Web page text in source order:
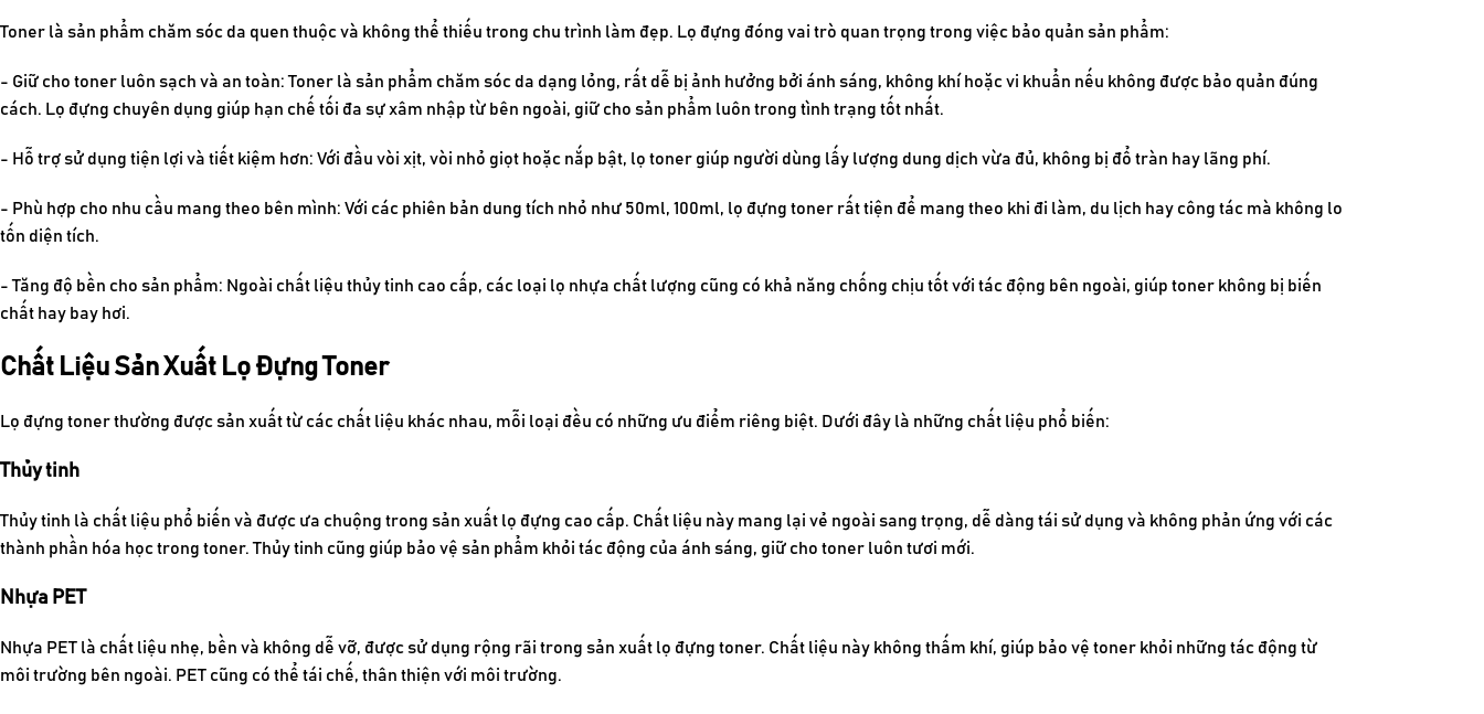
Toner là sản phẩm chăm sóc da quen thuộc và không thể thiếu trong chu trình làm đẹp. Lọ đựng đóng vai trò quan trọng trong việc bảo quản sản phẩm:
- Giữ cho toner luôn sạch và an toàn: Toner là sản phẩm chăm sóc da dạng lỏng, rất dễ bị ảnh hưởng bởi ánh sáng, không khí hoặc vi khuẩn nếu không được bảo quản đúng
cách. Lọ đựng chuyên dụng giúp hạn chế tối đa sự xâm nhập từ bên ngoài, giữ cho sản phẩm luôn trong tình trạng tốt nhất.
- Hỗ trợ sử dụng tiện lợi và tiết kiệm hơn: Với đầu vòi xịt, vòi nhỏ giọt hoặc nắp bật, lọ toner giúp người dùng lấy lượng dung dịch vừa đủ, không bị đổ tràn hay lãng phí.
- Phù hợp cho nhu cầu mang theo bên mình: Với các phiên bản dung tích nhỏ như 50ml, 100ml, lọ đựng toner rất tiện để mang theo khi đi làm, du lịch hay công tác mà không lo
tốn diện tích.
- Tăng độ bền cho sản phẩm: Ngoài chất liệu thủy tinh cao cấp, các loại lọ nhựa chất lượng cũng có khả năng chống chịu tốt với tác động bên ngoài, giúp toner không bị biến
chất hay bay hơi.
Chất Liệu Sản Xuất Lọ Đựng Toner
Lọ đựng toner thường được sản xuất từ các chất liệu khác nhau, mỗi loại đều có những ưu điểm riêng biệt. Dưới đây là những chất liệu phổ biến:
Thủy tinh
Thủy tinh là chất liệu phổ biến và được ưa chuộng trong sản xuất lọ đựng cao cấp. Chất liệu này mang lại vẻ ngoài sang trọng, dễ dàng tái sử dụng và không phản ứng với các
thành phần hóa học trong toner. Thủy tinh cũng giúp bảo vệ sản phẩm khỏi tác động của ánh sáng, giữ cho toner luôn tươi mới.
Nhựa PET
Nhựa PET là chất liệu nhẹ, bền và không dễ vỡ, được sử dụng rộng rãi trong sản xuất lọ đựng toner. Chất liệu này không thấm khí, giúp bảo vệ toner khỏi những tác động từ
môi trường bên ngoài. PET cũng có thể tái chế, thân thiện với môi trường.